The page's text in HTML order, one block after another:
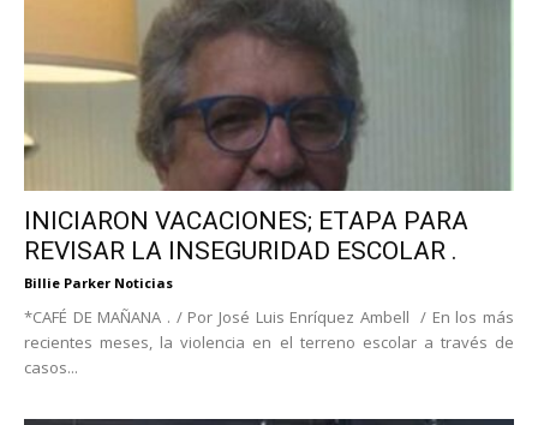
INICIARON VACACIONES; ETAPA PARA
REVISAR LA INSEGURIDAD ESCOLAR .
Billie Parker Noticias
*CAFÉ DE MAÑANA . / Por José Luis Enríquez Ambell / En los más
recientes meses, la violencia en el terreno escolar a través de
casos...